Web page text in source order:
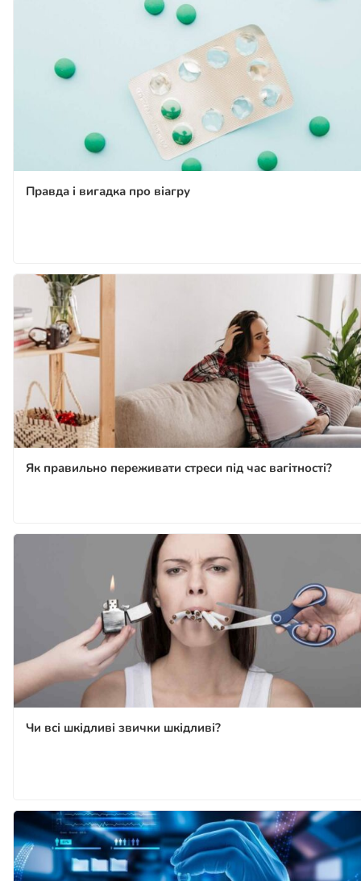
Правда і вигадка про віагру
Як правильно переживати стреси під час вагітності?
Чи всі шкідливі звички шкідливі?